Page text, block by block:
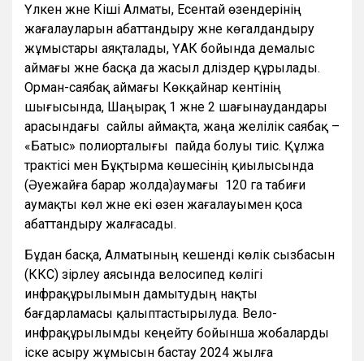
Үлкен және Кіші Алматы, Есентай өзендерінің
жағалауларын абаттандыру және көгалдандыру
жұмыстары аяқталады, ҮАК бойында демалыс
аймағы және басқа да жасыл дәліздер құрылады.
Орман-саябақ аймағы Көкқайнар кентінің
шығысында, Шаңырақ 1 және 2 шағынаудандары
арасындағы сайлы аймақта, жаңа желілік саябақ –
«Батыс» полиорталығы пайда болуы тиіс. Құлжа
трактісі мен Бұқтырма көшесінің қиылысында
(Әуежайға барар жолда)аумағы 120 га табиғи
аумақты көл және екі өзен жағалауымен қоса
абаттандыру жалғасады.
Бұдан басқа, Алматының кешенді көлік сызбасын
(ККС) әзірлеу аясында велосипед көлігі
инфрақұрылымын дамытудың нақты
бағдарламасы қалыптастырылуда. Вело-
инфрақұрылымды кеңейту бойынша жобаларды
іске асыру жұмысын бастау 2024 жылға